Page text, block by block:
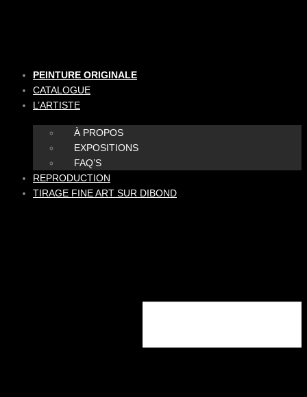
PEINTURE ORIGINALE
CATALOGUE
L’ARTISTE
À PROPOS
EXPOSITIONS
FAQ’S
REPRODUCTION
TIRAGE FINE ART SUR DIBOND